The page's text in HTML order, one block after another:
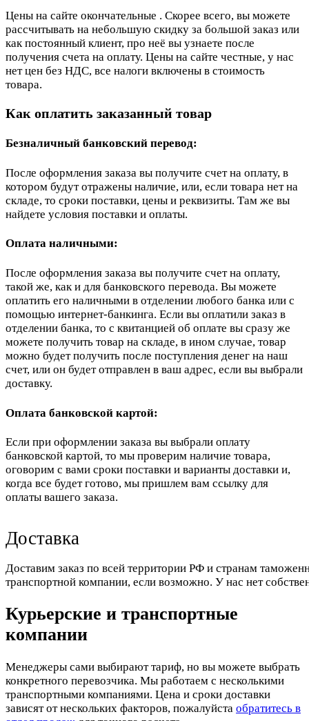
Цены на сайте окончательные . Скорее всего, вы можете
рассчитывать на небольшую скидку за большой заказ или
как постоянный клиент, про неё вы узнаете после
получения счета на оплату. Цены на сайте честные, у нас
нет цен без НДС, все налоги включены в стоимость
товара.
Как оплатить заказанный товар
Безналичный банковский перевод:
После оформления заказа вы получите счет на оплату, в
котором будут отражены наличие, или, если товара нет на
складе, то сроки поставки, цены и реквизиты. Там же вы
найдете условия поставки и оплаты.
Оплата наличными:
После оформления заказа вы получите счет на оплату,
такой же, как и для банковского перевода. Вы можете
оплатить его наличными в отделении любого банка или с
помощью интернет-банкинга. Если вы оплатили заказ в
отделении банка, то с квитанцией об оплате вы сразу же
можете получить товар на складе, в ином случае, товар
можно будет получить после поступления денег на наш
счет, или он будет отправлен в ваш адрес, если вы выбрали
доставку.
Оплата банковской картой:
Если при оформлении заказа вы выбрали оплату
банковской картой, то мы проверим наличие товара,
оговорим с вами сроки поставки и варианты доставки и,
когда все будет готово, мы пришлем вам ссылку для
оплаты вашего заказа.
Доставка
Доставим заказ по всей территории РФ и странам
транспортной компании, если возможно. У нас нет
Курьерские и транспортные
компании
Менеджеры сами выбирают тариф, но вы можете выбрать
конкретного перевозчика. Мы работаем с несколькими
транспортными компаниями. Цена и сроки доставки
зависят от нескольких факторов, пожалуйста обратитесь в